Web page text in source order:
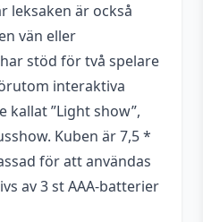
leksaken är också
vän eller
stöd för två spelare
interaktiva
kallat ”Light show”,
Kuben är 7,5 *
för att användas
av 3 st AAA-batterier